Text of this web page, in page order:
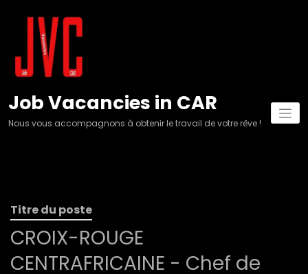
Job Vacancies in CAR
Nous vous accompagnons à obtenir le travail de votre rêve !
Titre du poste
CROIX-ROUGE
CENTRAFRICAINE - Chef de